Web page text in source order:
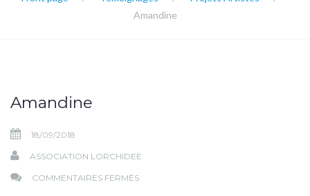
Amandine
Amandine
18/09/2018
ASSOCIATION LORCHIDEE
COMMENTAIRES FERMÉSSUR